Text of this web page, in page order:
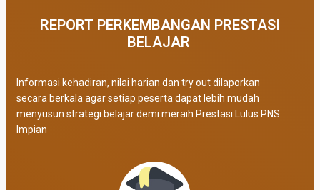
REPORT PERKEMBANGAN PRESTASI
BELAJAR ​
Informasi kehadiran, nilai harian dan try out dilaporkan
secara berkala agar setiap peserta dapat lebih mudah
menyusun strategi belajar demi meraih Prestasi Lulus PNS
Impian